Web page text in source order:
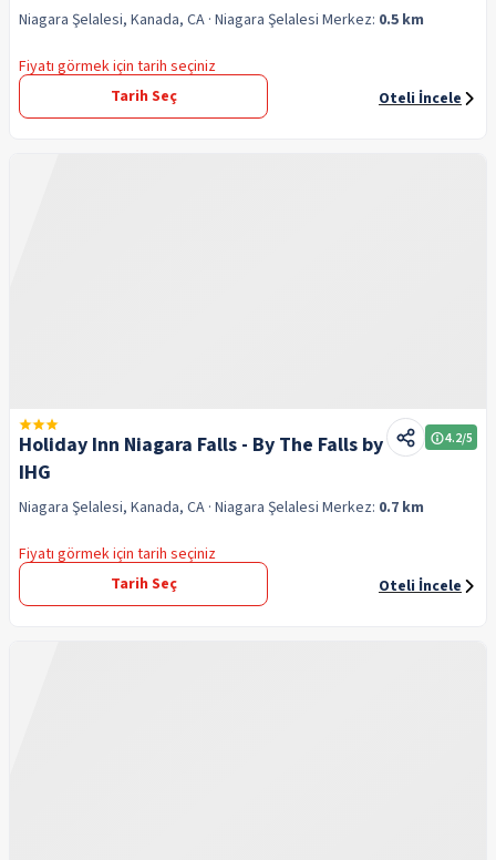
Niagara Şelalesi, Kanada, CA · Niagara Şelalesi Merkez: 0.5 km
Fiyatı görmek için tarih seçiniz
Tarih Seç
Oteli İncele
Holiday Inn Niagara Falls - By The Falls by
IHG
4.2/5
Niagara Şelalesi, Kanada, CA · Niagara Şelalesi Merkez: 0.7 km
Fiyatı görmek için tarih seçiniz
Tarih Seç
Oteli İncele